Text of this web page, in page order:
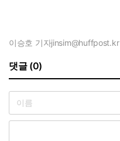
이승호 기자jinsim@huffpost.kr
댓글 (0)